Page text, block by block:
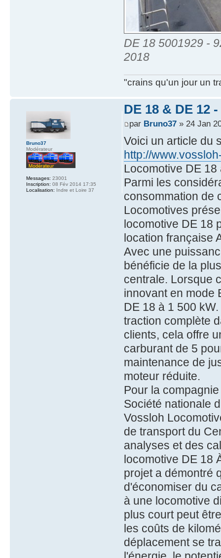
DE 18 5001929 -
2018
"crains qu'un jour un
DE 18 & DE 12
par Bruno37» 24 Jan
Voici un article du
http://
Locomotive DE
Parmi les
consommation de
Locomotives
locomotive DE 18
location française
Avec une
bénéficie de la
centrale. Lorsque
innovant en mode
DE 18 à 1 500
traction complète
clients, cela offre
carburant de 5
maintenance de
moteur réduite.
Pour la
Société nationale
Vossloh
de transport du
analyses et des
locomotive DE 18
projet a démontré
d'économiser du
à une locomotive
plus court peut
les coûts de
déplacement se
Bruno37
Modérateur
Messages: 23001
Inscription: 08 Fév 2014 17:35
Localisation: Indre et Loire 37